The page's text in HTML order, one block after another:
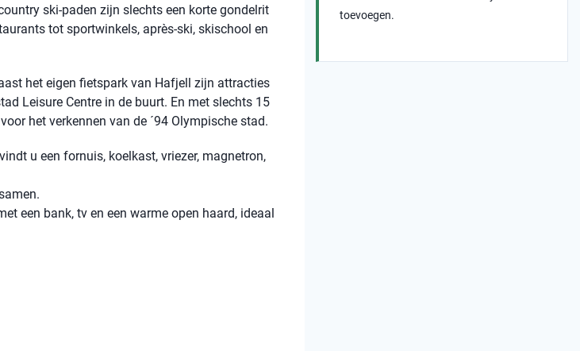
ski-paden zijn slechts een korte gondelrit
tot sportwinkels, après-ski, skischool en
het eigen fietspark van Hafjell zijn attracties
Leisure Centre in de buurt. En met slechts 15
het verkennen van de ´94 Olympische stad.
u een fornuis, koelkast, vriezer, magnetron,
een bank, tv en een warme open haard, ideaal
toevoegen.